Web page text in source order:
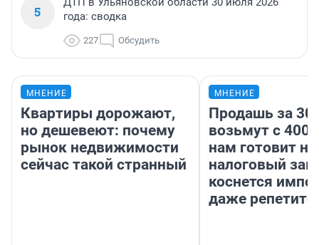
5
года: сводка
227 Обсудить
МНЕНИЕ
Квартиры дорожают,
но дешевеют: почему
рынок недвижимости
сейчас такой странный
МНЕНИЕ
Продашь за
возьмут с
нам готовит
налоговый
коснется
даже